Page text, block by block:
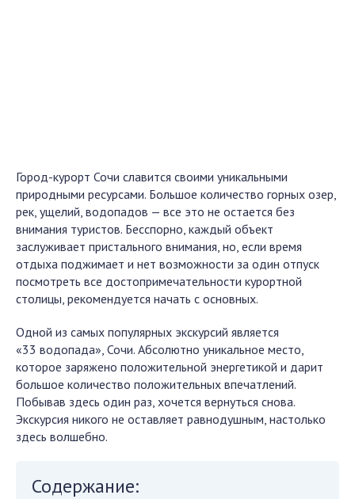
Город-курорт Сочи славится своими уникальными
природными ресурсами. Большое количество горных озер,
рек, ущелий, водопадов — все это не остается без
внимания туристов. Бесспорно, каждый объект
заслуживает пристального внимания, но, если время
отдыха поджимает и нет возможности за один отпуск
посмотреть все достопримечательности курортной
столицы, рекомендуется начать с основных.
Одной из самых популярных экскурсий является
«33 водопада», Сочи. Абсолютно уникальное место,
которое заряжено положительной энергетикой и дарит
большое количество положительных впечатлений.
Побывав здесь один раз, хочется вернуться снова.
Экскурсия никого не оставляет равнодушным, настолько
здесь волшебно.
Содержание: